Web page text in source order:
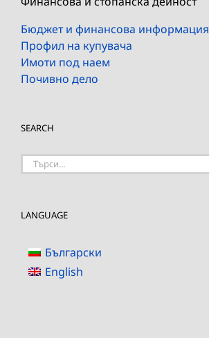
Бюджет и финансова информация
Профил на купувача
Имоти под наем
Почивно дело
SEARCH
Търсене
LANGUAGE
Български
English